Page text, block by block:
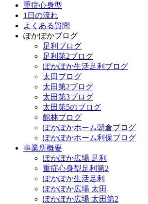
重症心身型
1日の流れ
よくある質問
ぽかぽかブログ
足利ブログ
足利第2ブログ
ぽかぽか生活足利ブログ
太田ブログ
太田第2ブログ
太田第3ブログ
太田第5のブログ
館林ブログ
ぽかぽかホーム朝倉ブログ
ぽかぽかホーム利保ブログ
事業所概要
ぽかぽか広場 足利
重症心身型足利第2
ぽかぽか生活足利
ぽかぽか広場 太田
ぽかぽか広場 太田第2